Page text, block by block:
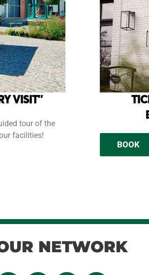
VISIT”
tour of the
facilities!
BOOK
NETWORK